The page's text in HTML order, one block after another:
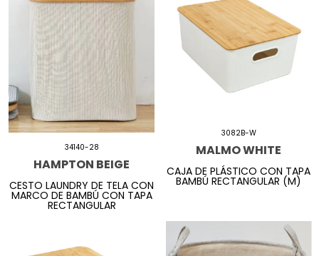
34140-28
HAMPTON BEIGE
CESTO LAUNDRY DE TELA CON
MARCO DE BAMBÚ CON TAPA
RECTANGULAR
3082B-W
MALMO WHITE
CAJA DE PLÁSTICO CON TAPA
BAMBÚ RECTANGULAR (M)